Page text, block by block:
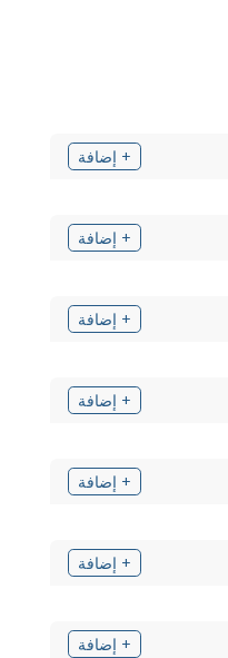
+ إضافة
+ إضافة
+ إضافة
+ إضافة
+ إضافة
+ إضافة
+ إضافة